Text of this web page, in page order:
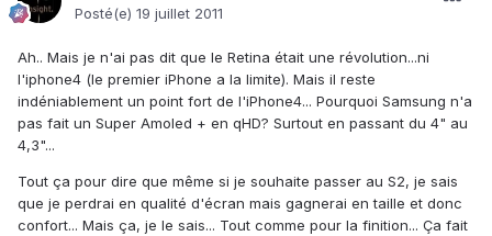
Posté(e) 19 juillet 2011
Ah.. Mais je n'ai pas dit que le Retina était une révolution...ni
l'iphone4 (le premier iPhone a la limite). Mais il reste
indéniablement un point fort de l'iPhone4... Pourquoi Samsung n'a
pas fait un Super Amoled + en qHD? Surtout en passant du 4" au
4,3"...
Tout ça pour dire que même si je souhaite passer au S2, je sais
que je perdrai en qualité d'écran mais gagnerai en taille et donc
confort... Mais ça, je le sais... Tout comme pour la finition... Ça fait